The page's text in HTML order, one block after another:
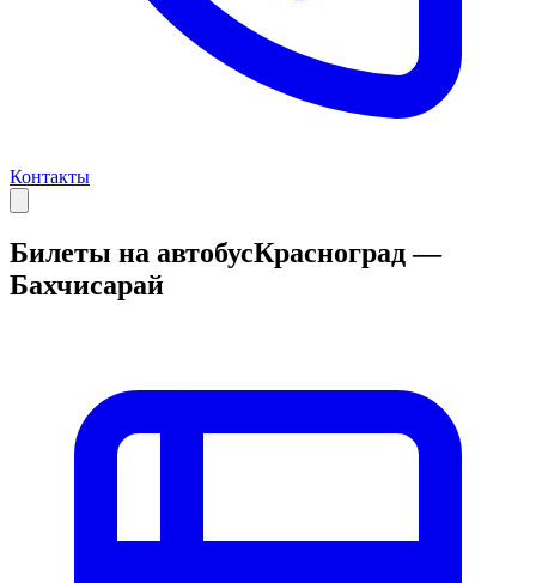
Контакты
Билеты на автобусКрасноград —
Бахчисарай